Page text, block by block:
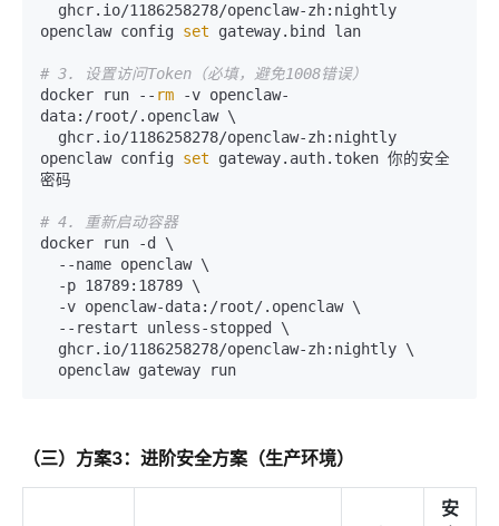
openclaw config set gateway.bind lan
# 3. 设置访问Token（必填，避免1008错误）
docker run -- rm -v openclaw-
data:/root/.openclaw \
openclaw config set gateway.auth.token 你的安全
密码
# 4. 重新启动容器
docker run -d \
（三）方案3：进阶安全方案（生产环境）
安